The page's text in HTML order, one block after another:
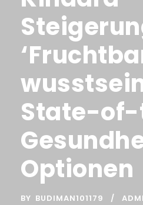
State-
Optionen
BY BUDIMAN101179